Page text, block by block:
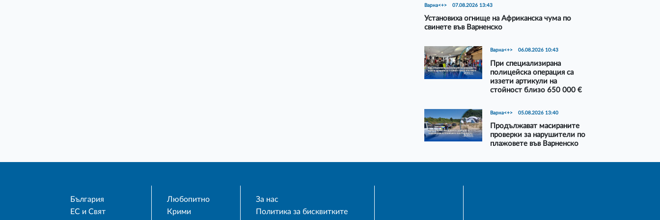
Варна<+> 07.08.2026 13:43
Установиха огнище на Африканска чума по
свинете във Варненско
Варна<+> 06.08.2026 10:43
При специализирана
полицейска операция са
иззети артикули на
стойност близо 650 000 €
Варна<+> 05.08.2026 13:40
Продължават масираните
проверки за нарушители по
плажовете във Варненско
България
ЕС и Свят
Любопитно
Крими
За нас
Политика за бисквитките